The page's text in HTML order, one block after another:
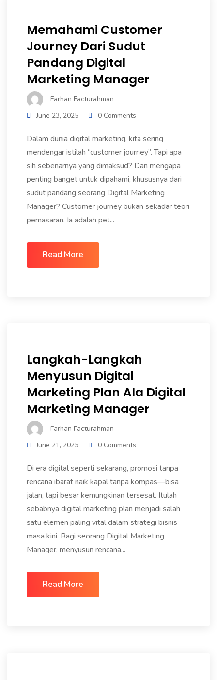
Memahami Customer
Journey Dari Sudut
Pandang Digital
Marketing Manager
Farhan Facturahman
June 23, 2025
0 Comments
Dalam dunia digital marketing, kita sering
mendengar istilah “customer journey”. Tapi apa
sih sebenarnya yang dimaksud? Dan mengapa
penting banget untuk dipahami, khususnya dari
sudut pandang seorang Digital Marketing
Manager? Customer journey bukan sekadar teori
pemasaran. Ia adalah pet...
Read More
Langkah-Langkah
Menyusun Digital
Marketing Plan Ala Digital
Marketing Manager
Farhan Facturahman
June 21, 2025
0 Comments
Di era digital seperti sekarang, promosi tanpa
rencana ibarat naik kapal tanpa kompas—bisa
jalan, tapi besar kemungkinan tersesat. Itulah
sebabnya digital marketing plan menjadi salah
satu elemen paling vital dalam strategi bisnis
masa kini. Bagi seorang Digital Marketing
Manager, menyusun rencana...
Read More